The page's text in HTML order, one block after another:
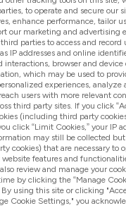
to operate and secure our
enhance performance, tailor
our marketing and advertising
parties to access and record
IP addresses and online
interactions, browser and device
which may be used to
experiences, analyze
users with more relevant
third party sites. If you click
(including third party
click “Limit Cookies,” your IP
may still be collected but
cookies) that are necessary to
features and
review and manage your
by clicking the “Manage
using this site or clicking
Cookie Settings," you